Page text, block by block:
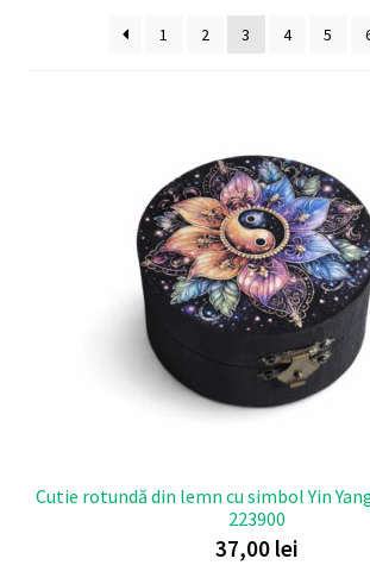
cele
1 2 3 4 5
Cutie rotundă din lemn cu simbol Yin
223900
37,00 lei